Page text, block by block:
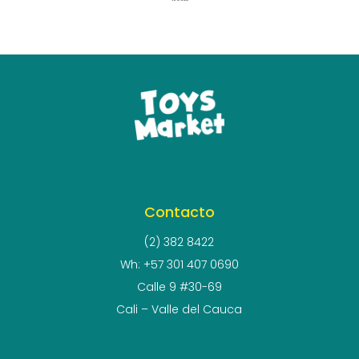
Contacto
(2) 382 8422
Wh: +57 301 407 0690
Calle 9 #30-69
Cali – Valle del Cauca